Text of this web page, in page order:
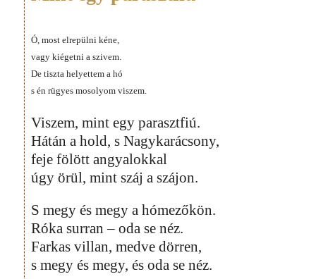
Ó, most elrepülni kéne,
vagy kiégetni a szivem.
De tiszta helyettem a hó
s én rügyes mosolyom viszem.
Viszem, mint egy parasztfiú.
Hátán a hold, s Nagykarácsony,
feje fölött angyalokkal
úgy örül, mint száj a szájon.
S megy és megy a hómezőkön.
Róka surran – oda se néz.
Farkas villan, medve dörren,
s megy és megy, és oda se néz.